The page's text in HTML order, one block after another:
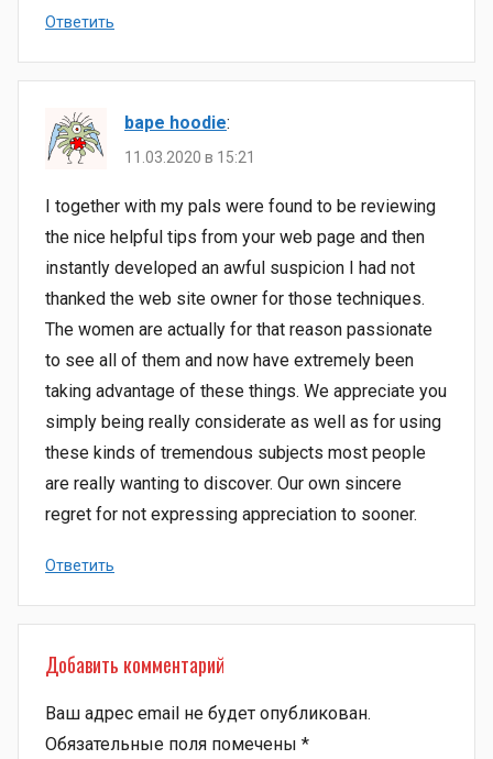
Ответить
bape hoodie:
11.03.2020 в 15:21
I together with my pals were found to be reviewing
the nice helpful tips from your web page and then
instantly developed an awful suspicion I had not
thanked the web site owner for those techniques.
The women are actually for that reason passionate
to see all of them and now have extremely been
taking advantage of these things. We appreciate you
simply being really considerate as well as for using
these kinds of tremendous subjects most people
are really wanting to discover. Our own sincere
regret for not expressing appreciation to sooner.
Ответить
Добавить комментарий
Ваш адрес email не будет опубликован.
Обязательные поля помечены *